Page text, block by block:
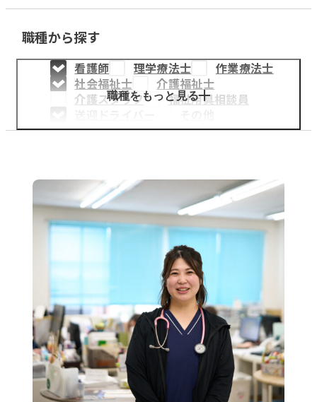
採用情報
医療・介護事業
募集職種
お知らせ
職種から探す
看護師 理学療法士
作業療法士
社会福祉士
介護福祉士
介護スタッフ
福祉用具相談員
職種をもっと見る